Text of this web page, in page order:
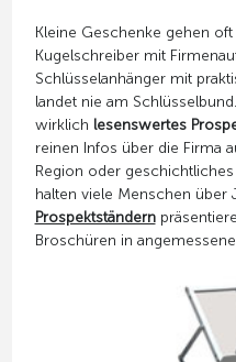
Kleine Geschenke gehen
Kugelschreiber mit
Schlüsselanhänger mit
landet nie am
wirklich lesenswertes
reinen Infos über die Firma
Region oder
halten viele Menschen über
Prospektständern
Broschüren in